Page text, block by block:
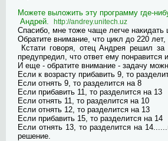
Можете выложить эту программу где-
Андрей.
http://andrey.unitech.uz
Спасибо, мне тоже чаще легче накидать
Обратите внимание, что цикл до 220
Кстати говоря, отец Андрея решил
предупредил, что ответ ему понравится
И еще - обратите внимание - задачу
Если к возрасту прибавить 9, то
Если отнять 9, то разделится на 8
Если прибавить 11, то разделится на 13
Если отнять 11, то разделится на 10
Если отнять 12, то разделится на 13
Если прибавить 15, то разделится на 14
Если отнять 13, то разделится на
решение.